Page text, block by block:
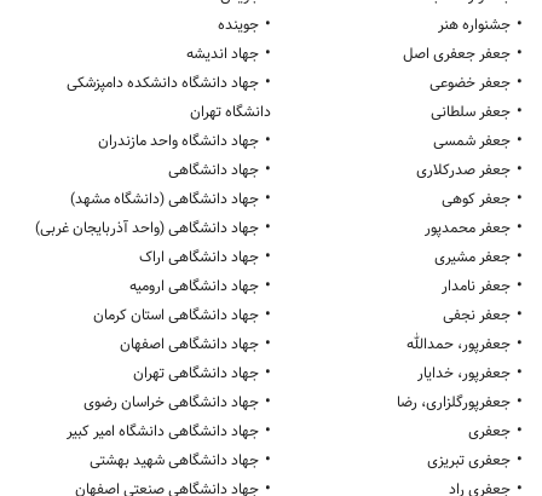
• جشنواره هنر
• جعفر جعفری اصل
• جعفر خضوعی
• جعفر سلطانی
• جعفر شمسی
• جعفر صدرکلاری
• جعفر کوهی
• جعفر محمدپور
• جعفر مشیری
• جعفر نامدار
• جعفر نجفی
• جعفرپور، حمدالله
• جعفرپور، خدایار
• جعفرپورگلزاری، رضا
• جعفری
• جعفری تبریزی
• جعفری راد
• جوینده
• جهاد اندیشه
• جهاد دانشگاه دانشکده دامپزشکی
دانشگاه تهران
• جهاد دانشگاه واحد مازندران
• جهاد دانشگاهی
• جهاد دانشگاهی (دانشگاه مشهد)
• جهاد دانشگاهی (واحد آذربایجان غربی)
• جهاد دانشگاهی اراک
• جهاد دانشگاهی ارومیه
• جهاد دانشگاهی استان کرمان
• جهاد دانشگاهی اصفهان
• جهاد دانشگاهی تهران
• جهاد دانشگاهی خراسان رضوی
• جهاد دانشگاهی دانشگاه امیر کبیر
• جهاد دانشگاهی شهید بهشتی
• جهاد دانشگاهی صنعتی اصفهان